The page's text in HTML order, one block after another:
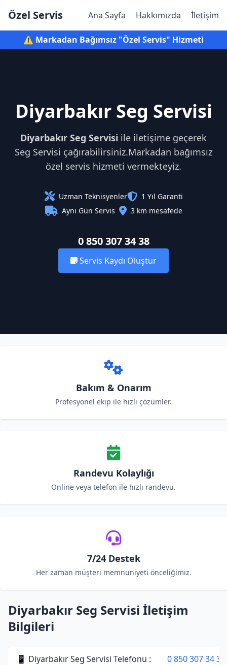
Özel Servis Ana Sayfa Hakkımızda İletişim
⚠️ Markadan Bağımsız "Özel Servis" Hizmeti
Diyarbakır Seg Servisi
Diyarbakır Seg Servisi ile iletişime geçerek
Seg Servisi çağırabilirsiniz.Markadan bağımsız
özel servis hizmeti vermekteyiz.
Uzman Teknisyenler
1 Yıl Garanti
Aynı Gün Servis
3 km mesafede
0 850 307 34 38
Servis Kaydı Oluştur
Bakım & Onarım
Profesyonel ekip ile hızlı çözümler.
Randevu Kolaylığı
Online veya telefon ile hızlı randevu.
7/24 Destek
Her zaman müşteri memnuniyeti önceliğimiz.
Diyarbakır Seg Servisi İletişim
Bilgileri
📱 Diyarbakır Seg Servisi Telefonu : 0 850 307 34 38